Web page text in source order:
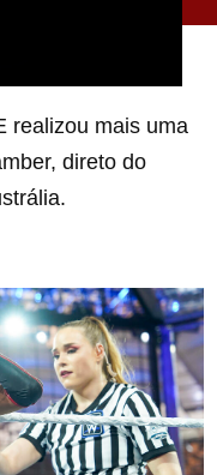
realizou mais uma
direto do